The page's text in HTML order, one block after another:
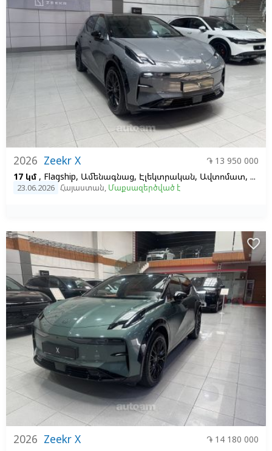
2026 Zeekr X
֏ 13 950 000
17 կմ , Flagship, Ամենագնաց, Էլեկտրական, Ավտոմատ, 66, 2
23.06.2026 Հայաստան, Մաքսազերծված է
2026 Zeekr X
֏ 14 180 000
favorite_border